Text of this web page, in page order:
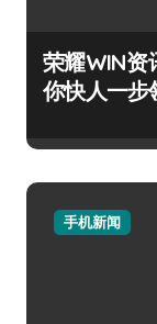
荣耀WIN资
你快人一步
手机新闻